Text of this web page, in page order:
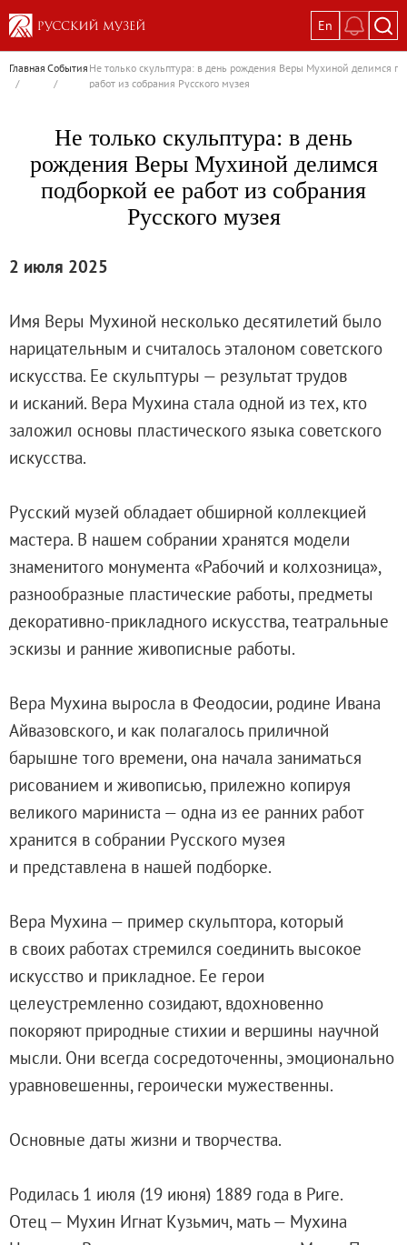
En
Выставки
Текущие выставки
Пётр Кончаловский. Сад в цвету
Иван Шишкин. Русский лес
Василий Тропинин
Окрестности Санкт-Петербурга в
Постоянная экспозиция «Наш
Русское искусство первой половины
Русское искусство XVIII века
Русское искусство второй половины
Выездные выставки
Михаил Нестеров
Архив выставок
Степан Эрьзя – скульптор мира. К
Эпоха Императора Александра III и её
Архип Куинджи. Иллюзия света
Русская традиция
Наш авангард
Фёдор Васильев. К 175-летию со дня
Посетителям
Справочная информация
Адреса и часы работы
О билетах, льготах и услугах
Правила покупки и возврата билетов
Высказать мнение / Сообщить о проблеме
Экскурсии
Лекции и абонементы
Лекторий
Абонементы
Доступный музей
Программы и мероприятия
Для СМИ
О Музее
О музее
Генеральный директор
Главная
/
События
/
Не только скульптура: в день рождения Веры Мухиной делимся
работ из собрания Русского музея
Не только скульптура: в день
рождения Веры Мухиной делимся
подборкой ее работ из собрания
Русского музея
2 июля 2025
Имя Веры Мухиной несколько десятилетий было
нарицательным и считалось эталоном советского
искусства. Ее скульптуры — результат трудов
и исканий. Вера Мухина стала одной из тех, кто
заложил основы пластического языка советского
искусства.
Русский музей обладает обширной коллекцией
мастера. В нашем собрании хранятся модели
знаменитого монумента «Рабочий и колхозница»,
разнообразные пластические работы, предметы
декоративно-прикладного искусства, театральные
эскизы и ранние живописные работы.
Вера Мухина выросла в Феодосии, родине Ивана
Айвазовского, и как полагалось приличной
барышне того времени, она начала заниматься
рисованием и живописью, прилежно копируя
великого мариниста — одна из ее ранних работ
хранится в собрании Русского музея
и представлена в нашей подборке.
Вера Мухина — пример скульптора, который
в своих работах стремился соединить высокое
искусство и прикладное. Ее герои
целеустремленно созидают, вдохновенно
покоряют природные стихии и вершины научной
мысли. Они всегда сосредоточенны, эмоционально
уравновешенны, героически мужественны.
Основные даты жизни и творчества.
Родилась 1 июля (19 июня) 1889 года в Риге.
Отец — Мухин Игнат Кузьмич, мать — Мухина